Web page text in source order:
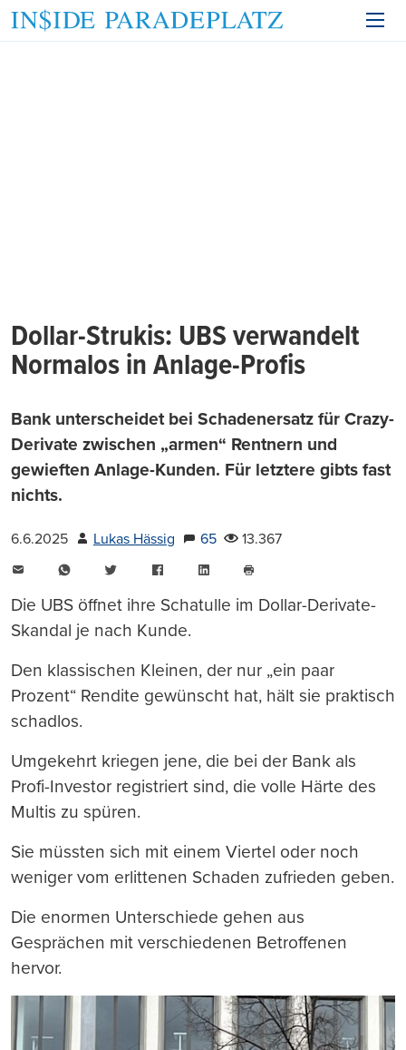
Dollar-Strukis: UBS verwandelt
Normalos in Anlage-Profis
Bank unterscheidet bei Schadenersatz für Crazy-
Derivate zwischen „armen“ Rentnern und
gewieften Anlage-Kunden. Für letztere gibts fast
nichts.
6.6.2025 Lukas Hässig 65
13.367
WhatsAppTwitter FacebookLinkedIn
drucken
Die UBS öffnet ihre Schatulle im Dollar-Derivate-
Skandal je nach Kunde.
Den klassischen Kleinen, der nur „ein paar
Prozent“ Rendite gewünscht hat, hält sie praktisch
schadlos.
Umgekehrt kriegen jene, die bei der Bank als
Profi-Investor registriert sind, die volle Härte des
Multis zu spüren.
Sie müssten sich mit einem Viertel oder noch
weniger vom erlittenen Schaden zufrieden geben.
Die enormen Unterschiede gehen aus
Gesprächen mit verschiedenen Betroffenen
hervor.